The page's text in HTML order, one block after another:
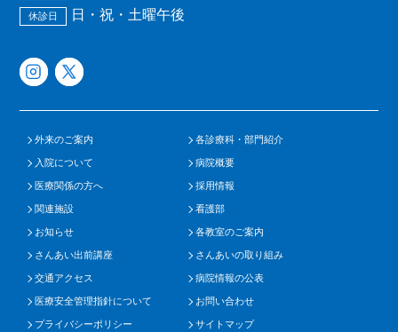
休診日 日・祝・土曜午後
外来のご案内
各診療科・部門紹介
入院について
病院概要
医療関係の方へ
採用情報
関連施設
看護部
お知らせ
各教室のご案内
さんあい出前講座
さんあいの取り組み
交通アクセス
病院情報の公表
医療安全管理指針について
お問い合わせ
プライバシーポリシー
サイトマップ